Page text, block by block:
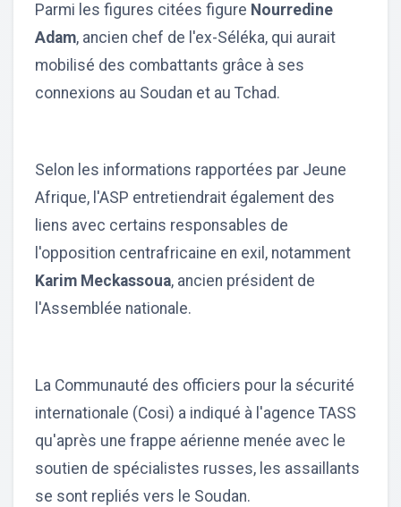
Parmi les figures citées figure Nourredine
Adam, ancien chef de l'ex-Séléka, qui aurait
mobilisé des combattants grâce à ses
connexions au Soudan et au Tchad.
Selon les informations rapportées par Jeune
Afrique, l'ASP entretiendrait également des
liens avec certains responsables de
l'opposition centrafricaine en exil, notamment
Karim Meckassoua, ancien président de
l'Assemblée nationale.
La Communauté des officiers pour la sécurité
internationale (Cosi) a indiqué à l'agence TASS
qu'après une frappe aérienne menée avec le
soutien de spécialistes russes, les assaillants
se sont repliés vers le Soudan.